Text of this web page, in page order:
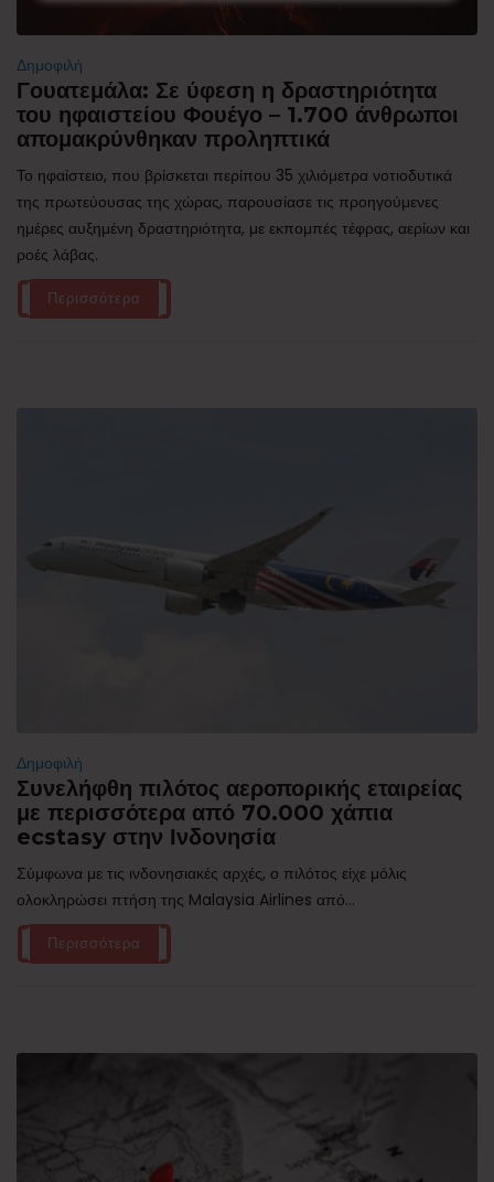
Δημοφιλή
Γουατεμάλα: Σε ύφεση η δραστηριότητα
του ηφαιστείου Φουέγο – 1.700 άνθρωποι
απομακρύνθηκαν προληπτικά
Το ηφαίστειο, που βρίσκεται περίπου 35 χιλιόμετρα νοτιοδυτικά
της πρωτεύουσας της χώρας, παρουσίασε τις προηγούμενες
ημέρες αυξημένη δραστηριότητα, με εκπομπές τέφρας, αερίων και
ροές λάβας.
Περισσότερα
Δημοφιλή
Συνελήφθη πιλότος αεροπορικής εταιρείας
με περισσότερα από 70.000 χάπια
ecstasy στην Ινδονησία
Σύμφωνα με τις ινδονησιακές αρχές, ο πιλότος είχε μόλις
ολοκληρώσει πτήση της Malaysia Airlines από...
Περισσότερα